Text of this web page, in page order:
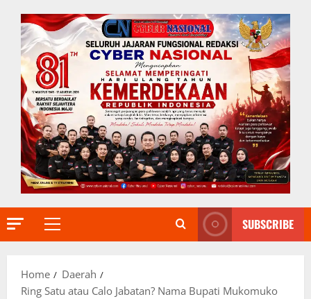
Primary
SUBSCRIBE
Home
Daerah
Ring Satu atau Calo Jabatan? Nama Bupati Mukomuko